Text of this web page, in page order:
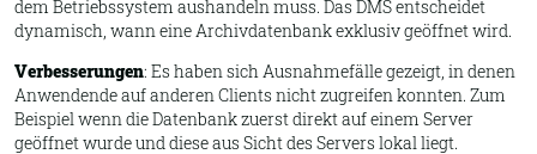
dem Betriebssystem aushandeln muss. Das DMS entscheidet
dynamisch, wann eine Archivdatenbank exklusiv geöffnet wird.
Verbesserungen: Es haben sich Ausnahmefälle gezeigt, in denen
Anwendende auf anderen Clients nicht zugreifen konnten. Zum
Beispiel wenn die Datenbank zuerst direkt auf einem Server
geöffnet wurde und diese aus Sicht des Servers lokal liegt.